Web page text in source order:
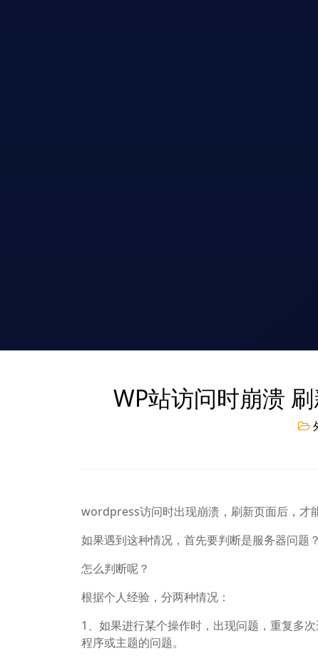
WP站访问时崩溃
wordpress访问时出现崩溃，刷新页面后，才
如果遇到这种情况，首先要判断是服务器问题
怎么判断呢？
根据个人经验，分两种情况：
1、如果进行某个操作时，出现问题，重复多
程序或主题的问题。